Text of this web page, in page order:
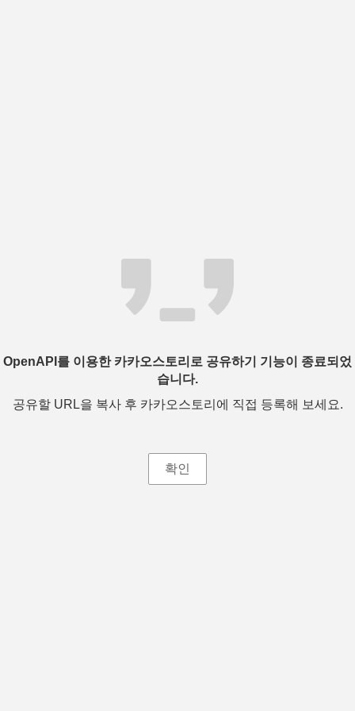
OpenAPI를 이용한 카카오스토리로 공유하기 기능이 종료되었
습니다.
공유할 URL을 복사 후 카카오스토리에 직접 등록해 보세요.
확인